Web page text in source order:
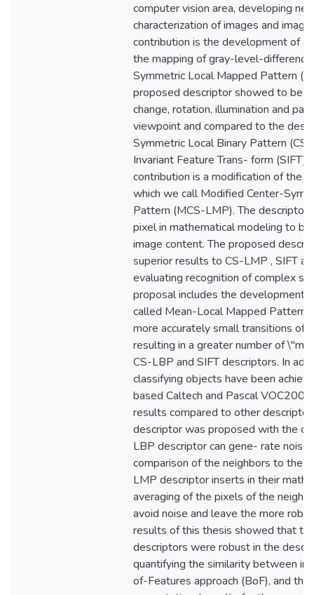
computer vision area, developing
characterization of images and
contribution is the development of a
the mapping of gray-level-
Symmetric Local Mapped Pattern
proposed descriptor showed to be
change, rotation, illumination and
viewpoint and compared to the
Symmetric Local Binary Pattern
Invariant Feature Trans- form (SIFT).
contribution is a modification of the
which we call Modified Center-
Pattern (MCS-LMP). The descriptor
pixel in mathematical modeling to
image content. The proposed
superior results to CS-LMP , SIFT
evaluating recognition of complex
proposal includes the development
called Mean-Local Mapped Pattern
more accurately small transitions of
resulting in a greater number of
CS-LBP and SIFT descriptors. In
classifying objects have been
based Caltech and Pascal
results compared to other
descriptor was proposed with the
LBP descriptor can gene- rate noise
comparison of the neighbors to the
LMP descriptor inserts in their
averaging of the pixels of the
avoid noise and leave the more
results of this thesis showed that
descriptors were robust in the
quantifying the similarity between
of-Features approach (BoF), and